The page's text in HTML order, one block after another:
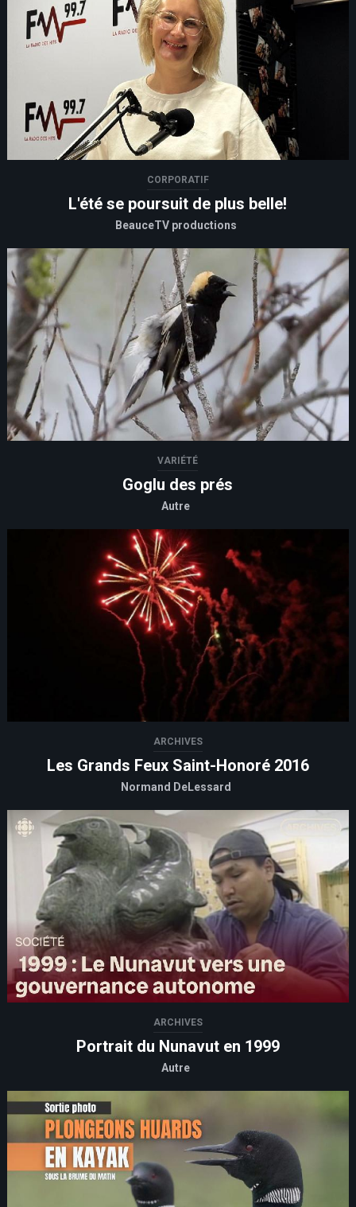
CORPORATIF
L'été se poursuit de plus belle!
BeauceTV productions
VARIÉTÉ
Goglu des prés
Autre
ARCHIVES
Les Grands Feux Saint-Honoré 2016
Normand DeLessard
ARCHIVES
Portrait du Nunavut en 1999
Autre